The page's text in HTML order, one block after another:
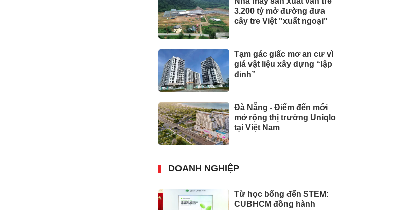
3.200 tỷ mở đường đưa
cây tre Việt "xuất ngoại"
Tạm gác giấc mơ an cư vì
giá vật liệu xây dựng “lập
đỉnh”
Đà Nẵng - Điểm đến mới
mở rộng thị trường Uniqlo
tại Việt Nam
DOANH NGHIỆP
Từ học bổng đến STEM:
CUBHCM đồng hành